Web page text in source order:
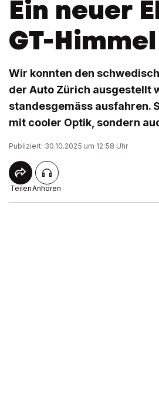
Ein neuer
GT-Himmel
Wir konnten den
der Auto Zürich ausgestellt
standesgemäss ausfahren.
mit cooler Optik, sondern
Publiziert: 30.10.2025 um 12:58 Uhr
TeilenAnhören